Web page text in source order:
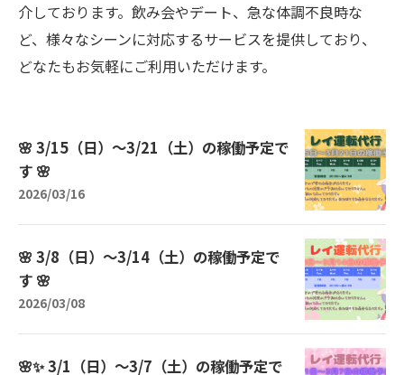
介しております。飲み会やデート、急な体調不良時な
ど、様々なシーンに対応するサービスを提供しており、
どなたもお気軽にご利用いただけます。
🌸 3/15（日）〜3/21（土）の稼働予定で
す 🌸
2026/03/16
🌸 3/8（日）〜3/14（土）の稼働予定で
す 🌸
2026/03/08
🌸✨ 3/1（日）〜3/7（土）の稼働予定で